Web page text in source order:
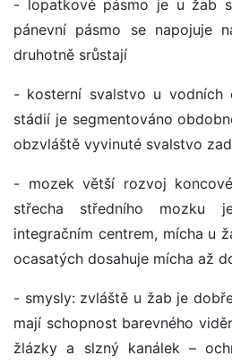
- lopatkové pásmo je u žab
pánevní pásmo se napojuje
druhotně srůstají
- kosterní svalstvo u vodních
stádií je segmentováno
obzvláště vyvinuté svalstvo
- mozek větší rozvoj
střecha středního mozku
integračním centrem, mícha u
ocasatých dosahuje mícha až
- smysly: zvláště u žab je
mají schopnost barevného
žlázky a slzný kanálek –